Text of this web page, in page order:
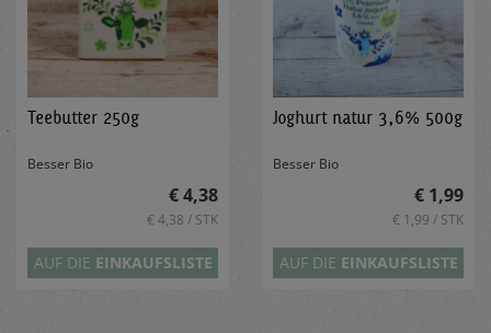
Teebutter 250g
Besser Bio
€ 4,38
€ 4,38 / STK
AUF DIE EINKAUFSLISTE
Joghurt natur 3,6% 500g
Besser Bio
€ 1,99
€ 1,99 / STK
AUF DIE EINKAUFSLISTE